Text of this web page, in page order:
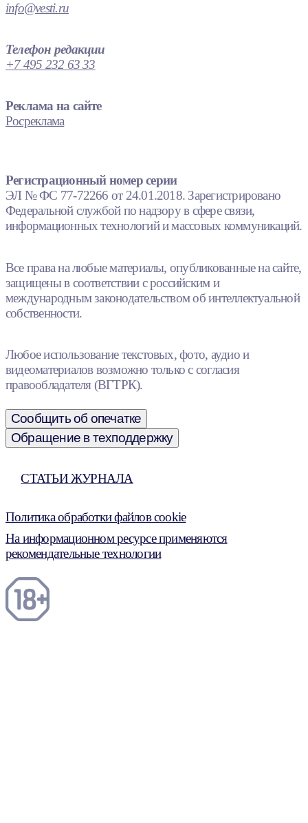
info@vesti.ru
Телефон редакции
+7 495 232 63 33
Реклама на сайте
Росреклама
Регистрационный номер серии
ЭЛ № ФС 77-72266 от 24.01.2018. Зарегистрировано
Федеральной службой по надзору в сфере связи,
информационных технологий и массовых коммуникаций.
Все права на любые материалы, опубликованные на сайте,
защищены в соответствии с российским и
международным законодательством об интеллектуальной
собственности.
Любое использование текстовых, фото, аудио и
видеоматериалов возможно только с согласия
правообладателя (ВГТРК).
Сообщить об опечатке
Обращение в техподдержку
СТАТЬИ ЖУРНАЛА
Политика обработки файлов cookie
На информационном ресурсе применяются
рекомендательные технологии